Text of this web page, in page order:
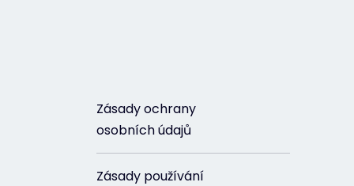
Zásady ochrany
osobních údajů
Zásady používání